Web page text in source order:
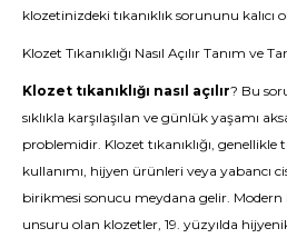
klozetinizdeki tıkanıklık sorununu
Klozet Tıkanıklığı Nasıl Açılır Tanım ve
Klozet tıkanıklığı nasıl açılır? Bu
sıklıkla karşılaşılan ve günlük yaşamı
problemidir. Klozet tıkanıklığı, genellikle
kullanımı, hijyen ürünleri veya yabancı
birikmesi sonucu meydana gelir.
unsuru olan klozetler, 19. yüzyılda